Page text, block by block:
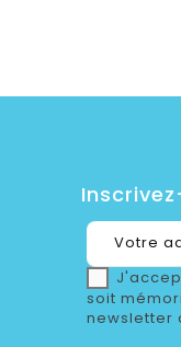
soit
newsletter